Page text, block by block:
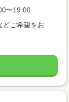
〜19:00
☆土日祝休みがいい、平日休みがいい、などご希望をお伺いします！